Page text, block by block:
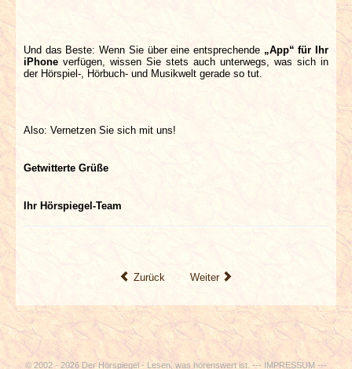
Und das Beste: Wenn Sie über eine entsprechende„App“ für Ihr
iPhone verfügen, wissen Sie stets auch unterwegs, was sich in
der Hörspiel-, Hörbuch- und Musikwelt gerade so tut.
Also: Vernetzen Sie sich mit uns!
Getwitterte Grüße
Ihr Hörspiegel-Team
Zurück Weiter
© 2002 - 2026 Der Hörspiegel - Lesen, was hörenswert ist. ---IMPRESSUM ---